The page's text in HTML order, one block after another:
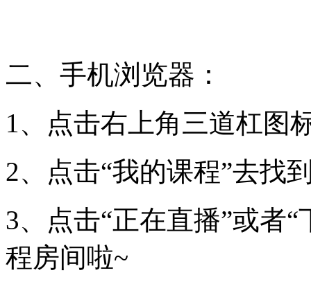
二、手机浏览器：
1、点击右上角三道杠图
2、点击“我的课程”去找
3、点击“正在直播”或者
程房间啦~